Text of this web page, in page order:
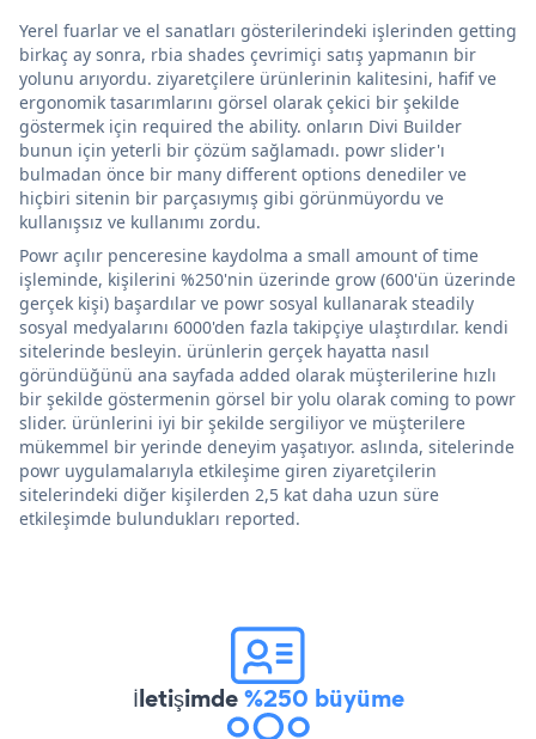
Yerel fuarlar ve el sanatları gösterilerindeki işlerinden getting
birkaç ay sonra, rbia shades çevrimiçi satış yapmanın bir
yolunu arıyordu. ziyaretçilere ürünlerinin kalitesini, hafif ve
ergonomik tasarımlarını görsel olarak çekici bir şekilde
göstermek için required the ability. onların Divi Builder
bunun için yeterli bir çözüm sağlamadı. powr slider'ı
bulmadan önce bir many different options denediler ve
hiçbiri sitenin bir parçasıymış gibi görünmüyordu ve
kullanışsız ve kullanımı zordu.
Powr açılır penceresine kaydolma a small amount of time
işleminde, kişilerini %250'nin üzerinde grow (600'ün üzerinde
gerçek kişi) başardılar ve powr sosyal kullanarak steadily
sosyal medyalarını 6000'den fazla takipçiye ulaştırdılar. kendi
sitelerinde besleyin. ürünlerin gerçek hayatta nasıl
göründüğünü ana sayfada added olarak müşterilerine hızlı
bir şekilde göstermenin görsel bir yolu olarak coming to powr
slider. ürünlerini iyi bir şekilde sergiliyor ve müşterilere
mükemmel bir yerinde deneyim yaşatıyor. aslında, sitelerinde
powr uygulamalarıyla etkileşime giren ziyaretçilerin
sitelerindeki diğer kişilerden 2,5 kat daha uzun süre
etkileşimde bulundukları reported.
İletişimde%250 büyüme